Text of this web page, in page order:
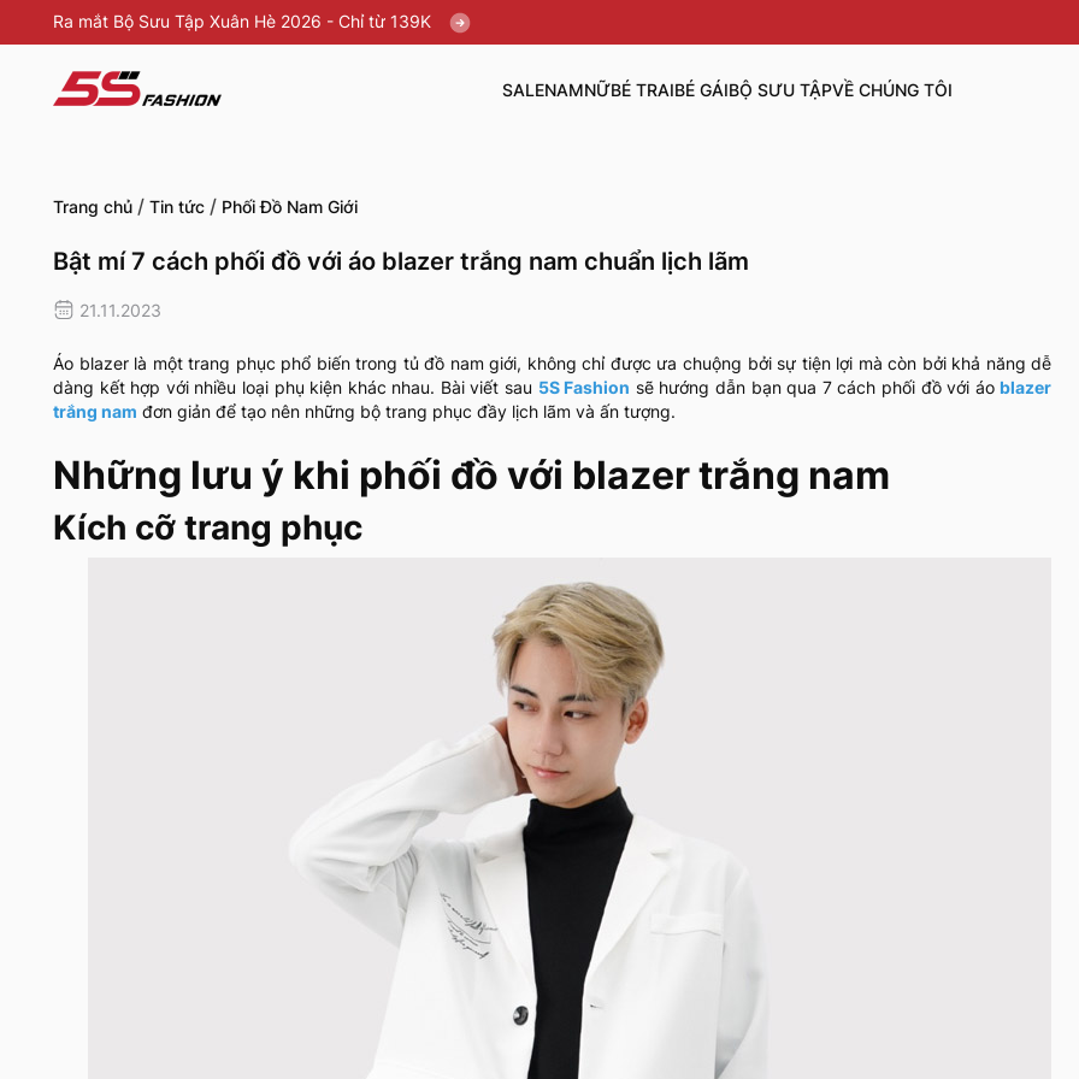
Ra mắt Bộ Sưu Tập Xuân Hè 2026 - Chỉ từ 139K
SALENAMNỮBÉ TRAIBÉ GÁIBỘ SƯU TẬPVỀ CHÚNG TÔI
Trang chủ / Tin tức / Phối Đồ Nam Giới
Bật mí 7 cách phối đồ với áo blazer trắng nam chuẩn lịch lãm
21.11.2023
Áo blazer là một trang phục phổ biến trong tủ đồ nam giới, không chỉ được ưa chuộng bởi sự tiện lợi mà còn bởi khả năng dễ
dàng kết hợp với nhiều loại phụ kiện khác nhau. Bài viết sau 5S Fashion sẽ hướng dẫn bạn qua 7 cách phối đồ với áo blazer
trắng nam đơn giản để tạo nên những bộ trang phục đầy lịch lãm và ấn tượng.
Những lưu ý khi phối đồ với blazer trắng nam
Kích cỡ trang phục